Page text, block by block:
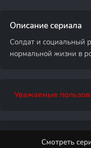
Описание сериала
Солдат и социальный
нормальной жизни в
Уважаемые
Смотреть